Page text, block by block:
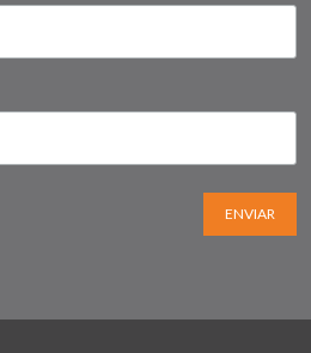
ENVIAR